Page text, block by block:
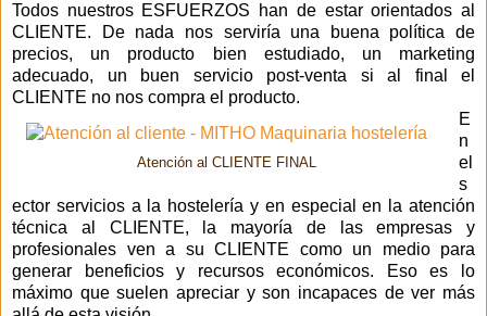
Todos nuestros ESFUERZOS han de estar orientados al
CLIENTE. De nada nos serviría una buena política de
precios, un producto bien estudiado, un marketing
adecuado, un buen servicio post-venta
si al final el
CLIENTE no nos compra el producto.
Atención al CLIENTE FINAL
E
n
el
s
ector servicios a la hostelería y en especial en la atención
técnica al CLIENTE, la mayoría de las empresas y
profesionales ven a su CLIENTE como un medio para
generar beneficios y recursos económicos. Eso es lo
máximo que suelen apreciar y son incapaces de ver más